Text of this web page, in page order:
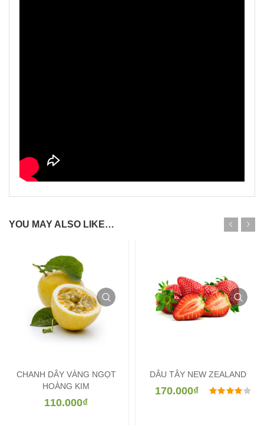
YOU MAY ALSO LIKE…
CHANH DÂY VÀNG NGỌT
HOÀNG KIM
110.000₫
DÂU TÂY NEW ZEALAND
170.000₫